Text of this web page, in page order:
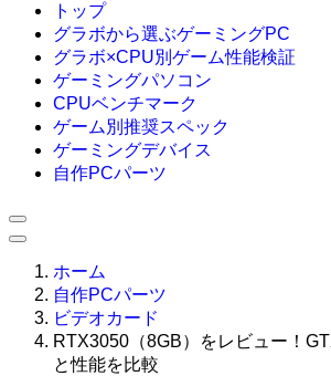
トップ
グラボから選ぶゲーミングPC
グラボ×CPU別ゲーム性能検証
ゲーミングパソコン
CPUベンチマーク
ゲーム別推奨スペック
ゲーミングデバイス
自作PCパーツ
ホーム
自作PCパーツ
ビデオカード
RTX3050（8GB）をレビュー！
と性能を比較